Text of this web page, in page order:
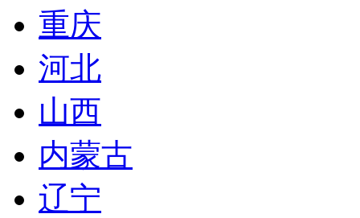
重庆
河北
山西
内蒙古
辽宁